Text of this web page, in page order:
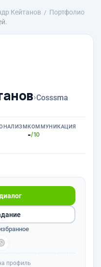
Кейтанов
Портфолио
›Cosssma
КОММУНИКАЦИЯ
-/10
профиль